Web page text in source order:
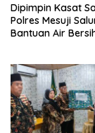
Dipimpin Kasat
Polres Mesuji
Bantuan Air